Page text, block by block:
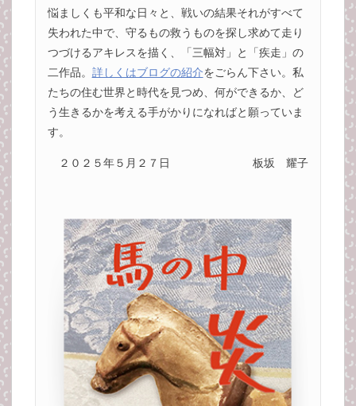
悩ましくも平和な日々と、戦いの結果それがすべて
失われた中で、守るもの救うものを探し求めて走り
つづけるアキレスを描く、「三幅対」と「疾走」の
二作品。 詳しくはブログの紹介をごらん下さい。私
たちの住む世界と時代を見つめ、何ができるか、ど
う生きるかを考える手がかりになればと願っていま
す。
２０２５年５月２７日 板坂 耀子